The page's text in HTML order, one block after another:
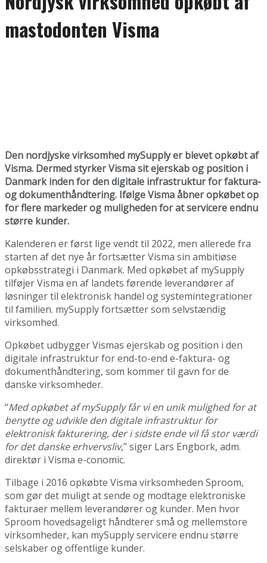
mastodonten Visma
Den nordjyske virksomhed mySupply er blevet opkøbt af
Visma. Dermed styrker Visma sit ejerskab og position i
Danmark inden for den digitale infrastruktur for faktura-
og dokumenthåndtering. Ifølge Visma åbner opkøbet op
for flere markeder og muligheden for at servicere endnu
større kunder.
Kalenderen er først lige vendt til 2022, men allerede fra
starten af det nye år fortsætter Visma sin ambitiøse
opkøbsstrategi i Danmark. Med opkøbet af mySupply
tilføjer Visma en af landets førende leverandører af
løsninger til elektronisk handel og systemintegrationer
til familien. mySupply fortsætter som selvstændig
virksomhed.
Opkøbet udbygger Vismas ejerskab og position i den
digitale infrastruktur for end-to-end e-faktura- og
dokumenthåndtering, som kommer til gavn for de
danske virksomheder.
“Med opkøbet af mySupply får vi en unik mulighed for at
benytte og udvikle den digitale infrastruktur for
elektronisk fakturering, der i sidste ende vil få stor værdi
for det danske erhvervsliv,” siger Lars Engbork, adm.
direktør i Visma e-conomic.
Tilbage i 2016 opkøbte Visma virksomheden Sproom,
som gør det muligt at sende og modtage elektroniske
fakturaer mellem leverandører og kunder. Men hvor
Sproom hovedsageligt håndterer små og mellemstore
virksomheder, kan mySupply servicere endnu større
selskaber og offentlige kunder.